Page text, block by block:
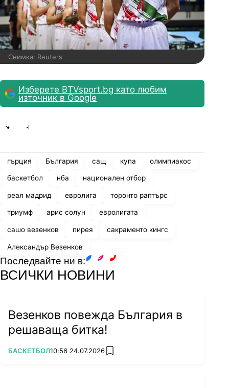
Снимка: Reuters
Изберете BTVsport.bg като любим
източник в Google
гърция България сащ купа олимпиакос
баскетбол нба национален отбор
реал мадрид евролига торонто раптърс
триумф арис солун евролигата
сашо везенков пирея сакраменто кингс
Александър Везенков
Последвайте ни в:
ВСИЧКИ НОВИНИ
Везенков повежда България в
решаваща битка!
ПОВЕЧЕ ОТ
БАСКЕТБОЛ10:56 24.07.2026 add favorites